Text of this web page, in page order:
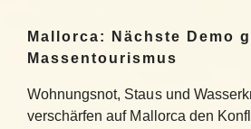
Mallorca: Nächste Demo
Massentourismus
Wohnungsnot, Staus und
verschärfen auf Mallorca den